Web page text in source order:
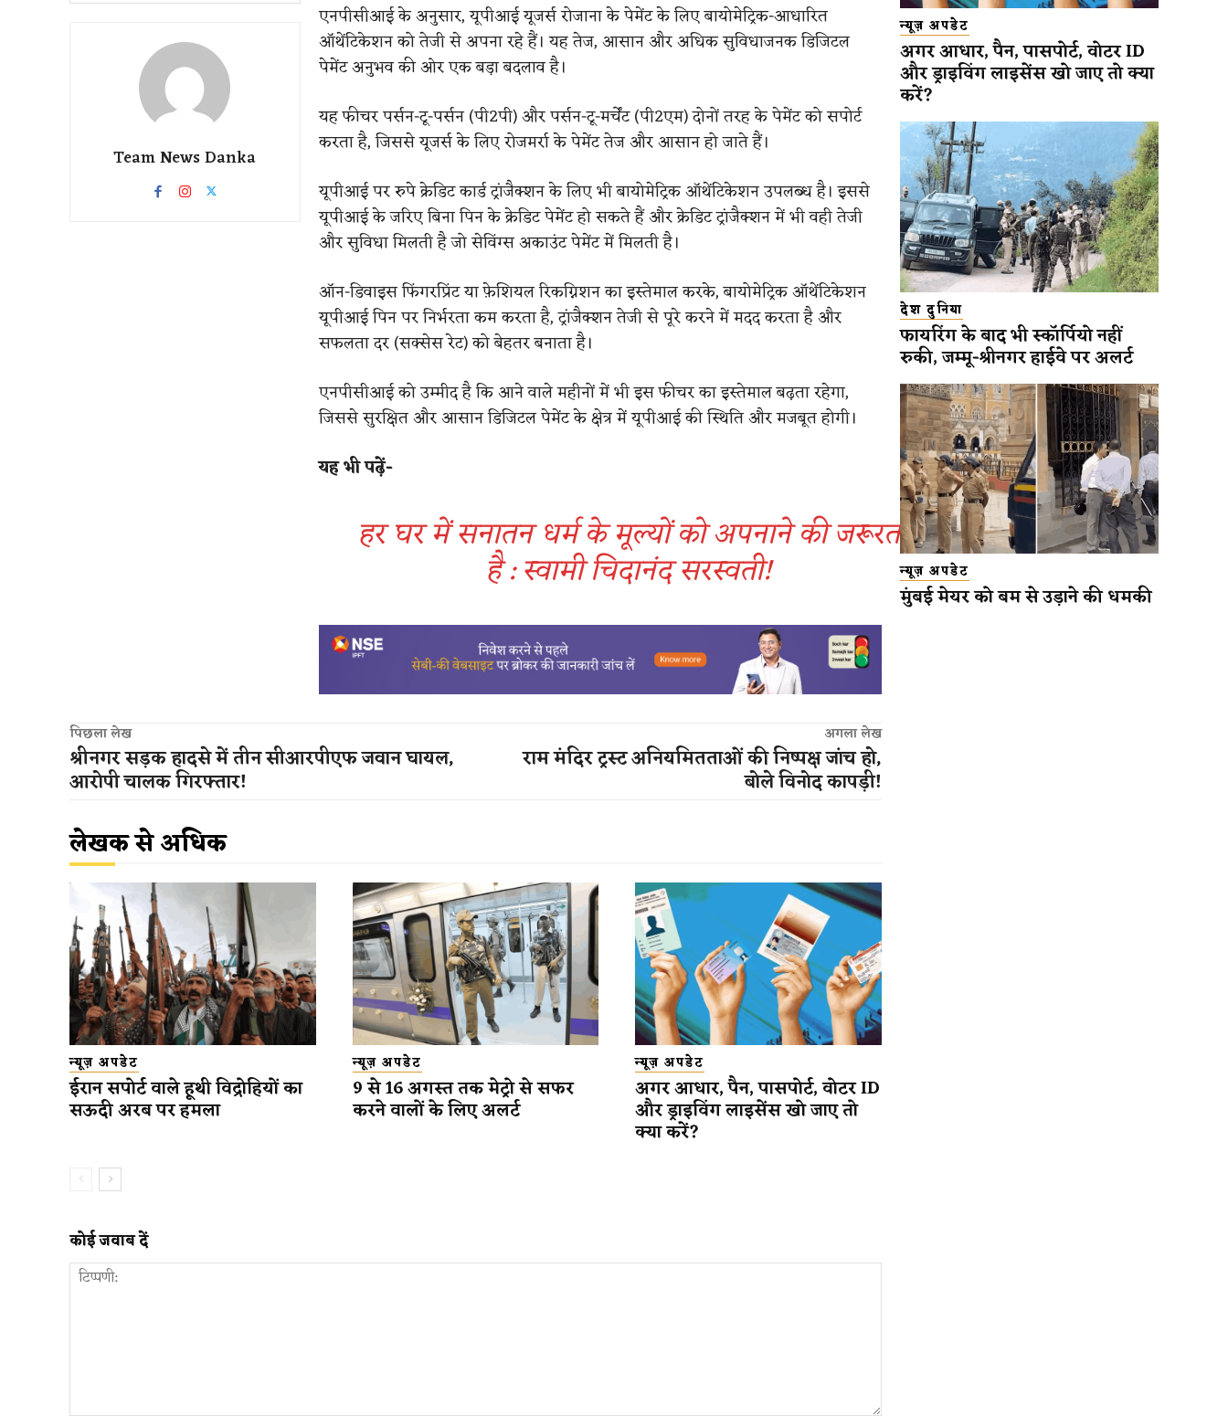
Team News Danka
एनपीसीआई के अनुसार, यूपीआई यूजर्स रोजाना के पेमेंट के लिए बायोमेट्रिक-आधारित
ऑथेंटिकेशन को तेजी से अपना रहे हैं। यह तेज, आसान और अधिक सुविधाजनक डिजिटल
पेमेंट अनुभव की ओर एक बड़ा बदलाव है।
यह फीचर पर्सन-टू-पर्सन (पी2पी) और पर्सन-टू-मर्चेंट (पी2एम) दोनों तरह के पेमेंट को सपोर्ट
करता है, जिससे यूजर्स के लिए रोजमर्रा के पेमेंट तेज और आसान हो जाते हैं।
यूपीआई पर रुपे क्रेडिट कार्ड ट्रांजैक्शन के लिए भी बायोमेट्रिक ऑथेंटिकेशन उपलब्ध है। इससे
यूपीआई के जरिए बिना पिन के क्रेडिट पेमेंट हो सकते हैं और क्रेडिट ट्रांजैक्शन में भी वही तेजी
और सुविधा मिलती है जो सेविंग्स अकाउंट पेमेंट में मिलती है।
ऑन-डिवाइस फिंगरप्रिंट या फ़ेशियल रिकग्निशन का इस्तेमाल करके, बायोमेट्रिक ऑथेंटिकेशन
यूपीआई पिन पर निर्भरता कम करता है, ट्रांजैक्शन तेजी से पूरे करने में मदद करता है और
सफलता दर (सक्सेस रेट) को बेहतर बनाता है।
एनपीसीआई को उम्मीद है कि आने वाले महीनों में भी इस फीचर का इस्तेमाल बढ़ता रहेगा,
जिससे सुरक्षित और आसान डिजिटल पेमेंट के क्षेत्र में यूपीआई की स्थिति और मजबूत होगी।
यह भी पढ़ें-
हर घर में सनातन धर्म के मूल्यों को अपनाने की जरूरत
है : स्वामी चिदानंद सरस्वती!
पिछला लेख
श्रीनगर सड़क हादसे में तीन सीआरपीएफ जवान घायल,
आरोपी चालक गिरफ्तार!
अगला लेख
राम मंदिर ट्रस्ट अनियमितताओं की निष्पक्ष जांच हो,
बोले विनोद कापड़ी!
लेखक से अधिक
न्यूज़ अपडेट
ईरान सपोर्ट वाले हूथी विद्रोहियों का
सऊदी अरब पर हमला
न्यूज़ अपडेट
9 से 16 अगस्त तक मेट्रो से सफर
करने वालों के लिए अलर्ट
न्यूज़ अपडेट
अगर आधार, पैन, पासपोर्ट, वोटर ID
और ड्राइविंग लाइसेंस खो जाए तो
क्या करें?
कोई जवाब दें
न्यूज़ अपडेट
अगर आधार, पैन, पासपोर्ट, वोटर ID
और ड्राइविंग लाइसेंस खो जाए तो क्या
करें?
देश दुनिया
फायरिंग के बाद भी स्कॉर्पियो नहीं
रुकी, जम्मू-श्रीनगर हाईवे पर अलर्ट
न्यूज़ अपडेट
मुंबई मेयर को बम से उड़ाने की धमकी